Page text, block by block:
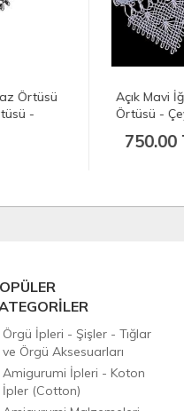
Oyalı Namaz
Namaz
Örgü İpleri - Şişler - Tığlar
ve Örgü Aksesuarları
Amigurumi İpleri - Koton
İpler (Cotton)